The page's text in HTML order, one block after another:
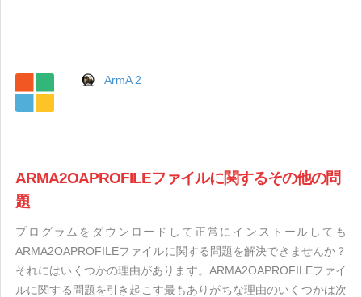
ArmA 2
ARMA2OAPROFILEファイルに関するその他の問
題
プログラムをダウンロードして正常にインストールしても
ARMA2OAPROFILEファイルに関する問題を解決できませんか？
それにはいくつかの理由があります。ARMA2OAPROFILEファイ
ルに関する問題を引き起こす最もありがちな理由のいくつかは次